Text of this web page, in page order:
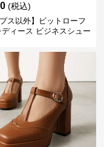
(税込)
プス以外】ビットローフ
ディース ビジネスシュー
れない スーツ